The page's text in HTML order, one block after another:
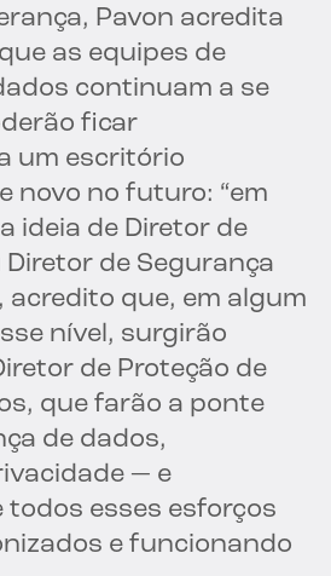
Pavon acredita
as equipes de
continuam a se
ficar
um escritório
novo no futuro: “em
ideia de Diretor de
de Segurança
acredito que, em algum
nível, surgirão
de Proteção de
que farão a ponte
de dados,
— e
esses esforços
e funcionando